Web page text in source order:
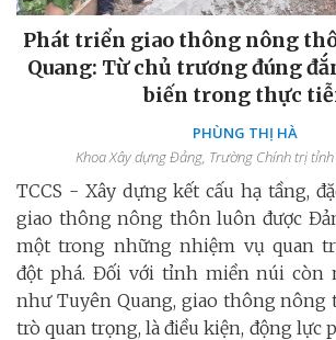
Phát triển giao thông nông
Quang: Từ chủ trương đúng
biến trong thực
PHÙNG THỊ HÀ
Khoa Xây dựng Đảng, Trường Chính trị tỉnh
TCCS - Xây dựng kết cấu hạ tầng,
giao thông nông thôn luôn được
một trong những nhiệm vụ quan
đột phá. Đối với tỉnh miền núi còn
như Tuyên Quang, giao thông nông
trò quan trọng, là điều kiện, động lực